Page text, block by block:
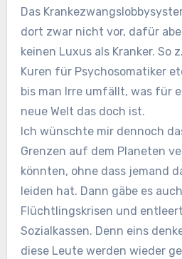
Das
dort zwar nicht vor, dafür
keinen Luxus als Kranker. So
Kuren für Psychosomatiker
bis man Irre umfällt, was für
neue Welt das doch ist.
Ich wünschte mir dennoch
Grenzen auf dem Planeten
könnten, ohne dass jemand
leiden hat. Dann gäbe es
Flüchtlingskrisen und
Sozialkassen. Denn eins
diese Leute werden wieder